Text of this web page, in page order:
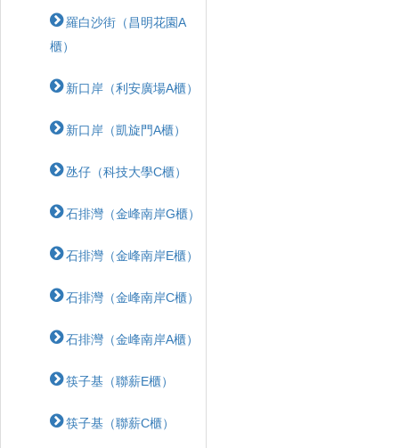
羅白沙街（昌明花園A
櫃）
新口岸（利安廣場A櫃）
新口岸（凱旋門A櫃）
氹仔（科技大學C櫃）
石排灣（金峰南岸G櫃）
石排灣（金峰南岸E櫃）
石排灣（金峰南岸C櫃）
石排灣（金峰南岸A櫃）
筷子基（聯薪E櫃）
筷子基（聯薪C櫃）